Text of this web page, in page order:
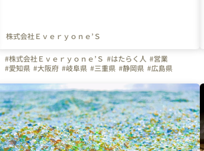
株式会社Ｅｖｅｒｙｏｎｅ’Ｓ
#株式会社Ｅｖｅｒｙｏｎｅ’Ｓ #はたらく人 #営業
#愛知県 #大阪府 #岐阜県 #三重県 #静岡県 #広島県
#大阪市 #ベンチャー #ホワイト企業 #初投稿 #通信
#性格診断 #類人猿診断 #携帯 #Wi-Fi